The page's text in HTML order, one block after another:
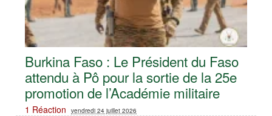
Burkina Faso : Le Président du Faso
attendu à Pô pour la sortie de la 25e
promotion de l’Académie militaire
1 Réaction vendredi 24 juillet 2026